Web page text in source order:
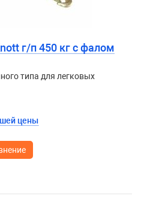
г/п 450 кг c фалом
типа для легковых
цены